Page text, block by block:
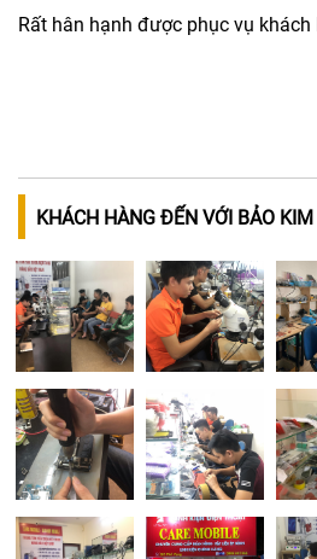
Rất hân hạnh được phục vụ khách
KHÁCH HÀNG ĐẾN VỚI BẢO